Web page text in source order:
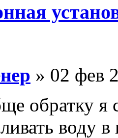
» 02 фев
обратку я
воду